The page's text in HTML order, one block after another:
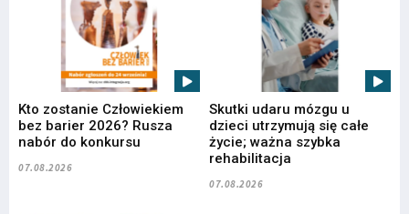
Kto zostanie Człowiekiem
bez barier 2026? Rusza
nabór do konkursu
07.08.2026
Skutki udaru mózgu u
dzieci utrzymują się całe
życie; ważna szybka
rehabilitacja
07.08.2026